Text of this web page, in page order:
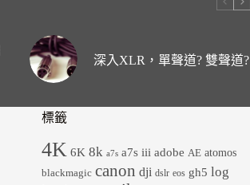
深入XLR，單聲道? 雙聲道?
標籤
4K 6K 8k a7s a7s iii adobe AE atomos
blackmagic canon dji dslr eos gh5 log